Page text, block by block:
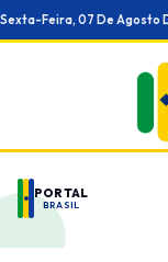
Ir
para
Sexta-Feira, 07 De Agosto
PORTAL
BRASIL